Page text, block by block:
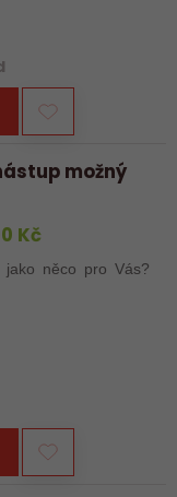
možný
Kč
něco pro Vás?